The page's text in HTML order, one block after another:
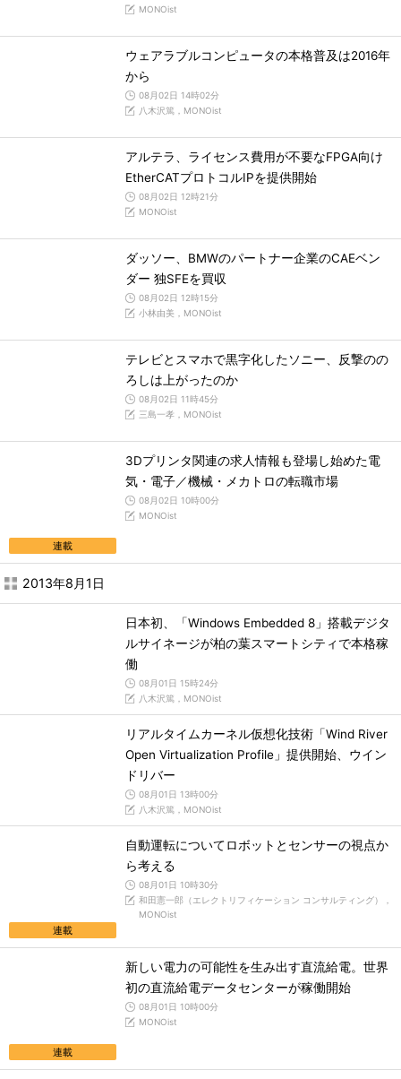
MONOist
ウェアラブルコンピュータの本格普及は2016年
から
08月02日 14時02分
八木沢篤，MONOist
アルテラ、ライセンス費用が不要なFPGA向け
EtherCATプロトコルIPを提供開始
08月02日 12時21分
MONOist
ダッソー、BMWのパートナー企業のCAEベン
ダー 独SFEを買収
08月02日 12時15分
小林由美，MONOist
テレビとスマホで黒字化したソニー、反撃のの
ろしは上がったのか
08月02日 11時45分
三島一孝，MONOist
連載
3Dプリンタ関連の求人情報も登場し始めた電
気・電子／機械・メカトロの転職市場
08月02日 10時00分
MONOist
2013年8月1日
日本初、「Windows Embedded 8」搭載デジタ
ルサイネージが柏の葉スマートシティで本格稼
働
08月01日 15時24分
八木沢篤，MONOist
リアルタイムカーネル仮想化技術「Wind River
Open Virtualization Profile」提供開始、ウイン
ドリバー
08月01日 13時00分
八木沢篤，MONOist
連載
自動運転についてロボットとセンサーの視点か
ら考える
08月01日 10時30分
和田憲一郎（エレクトリフィケーション コンサルティング），
MONOist
連載
新しい電力の可能性を生み出す直流給電。世界
初の直流給電データセンターが稼働開始
08月01日 10時00分
MONOist